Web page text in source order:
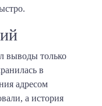
выводы только
в
адресом
а история